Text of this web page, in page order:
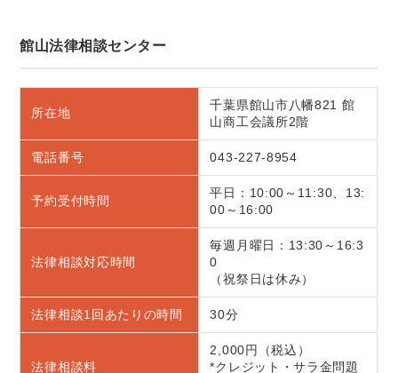
館山法律相談センター
所在地
千葉県館山市八幡821 館
山商工会議所2階
電話番号 043-227-8954
予約受付時間
平日：10:00～11:30、13:
00～16:00
法律相談対応時間
毎週月曜日：13:30～16:3
0
（祝祭日は休み）
法律相談1回あたりの時間 30分
法律相談料
2,000円（税込）
*クレジット・サラ金問題